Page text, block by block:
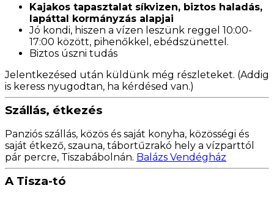
Kajakos tapasztalat síkvizen, biztos haladás,
lapáttal kormányzás alapjai
Jó kondi, hiszen a vízen leszünk reggel 10:00-
17:00 között, pihenőkkel, ebédszünettel.
Biztos úszni tudás
Jelentkezésed után küldünk még részleteket. (Addig
is keress nyugodtan, ha kérdésed van.)
Szállás, étkezés
Panziós szállás, közös és saját konyha, közösségi és
saját étkező, szauna, tábortűzrakó hely a vízparttól
pár percre, Tiszabábolnán. Balázs Vendégház
A Tisza-tó